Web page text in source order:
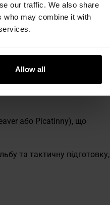
our traffic. We also share
who may combine it with
Allow all
Одного патрона вистачає
ударного механізму
затвора. Від
або Picatinny), що
та тактичну підготовку,